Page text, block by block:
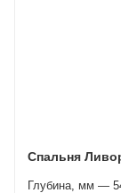
Спальня
Глубина, мм —